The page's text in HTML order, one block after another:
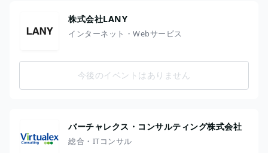
株式会社LANY
インターネット・Webサービス
今後のイベントはありません
バーチャレクス・コンサルティング株式会社
総合・ITコンサル